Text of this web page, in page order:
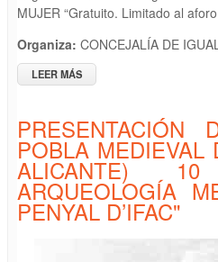
MUJER “Gratuito. Limitado al aforo
Organiza: CONCEJALÍA DE
LEER MÁS
PARDO BAZAN . “DÍA
POBLA MEDIEVAL
ALICANTE)
ARQUEOLOGÍA
PENYAL D’IFAC"